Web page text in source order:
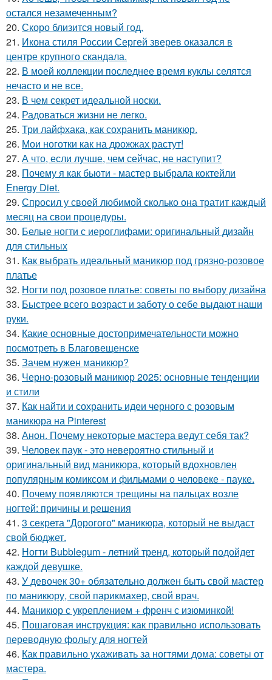
остался незамеченным?
20. Скоро близится новый год.
21. Икона стиля России Сергей зверев оказался в
центре крупного скандала.
22. В моей коллекции последнее время куклы селятся
нечасто и не все.
23. В чем секрет идеальной носки.
24. Радоваться жизни не легко.
25. Три лайфхака, как сохранить маникюр.
26. Мои ноготки как на дрожжах растут!
27. А что, если лучше, чем сейчас, не наступит?
28. Почему я как бьюти - мастер выбрала коктейли
Energy Diet.
29. Спросил у своей любимой сколько она тратит каждый
месяц на свои процедуры.
30. Белые ногти с иероглифами: оригинальный дизайн
для стильных
31. Как выбрать идеальный маникюр под грязно-розовое
платье
32. Ногти под розовое платье: советы по выбору дизайна
33. Быстрее всего возраст и заботу о себе выдают наши
руки.
34. Какие основные достопримечательности можно
посмотреть в Благовещенске
35. Зачем нужен маникюр?
36. Черно-розовый маникюр 2025: основные тенденции
и стили
37. Как найти и сохранить идеи черного с розовым
маникюра на Pinterest
38. Анон. Почему некоторые мастера ведут себя так?
39. Человек паук - это невероятно стильный и
оригинальный вид маникюра, который вдохновлен
популярным комиксом и фильмами о человеке - пауке.
40. Почему появляются трещины на пальцах возле
ногтей: причины и решения
41. 3 секрета "Дорогого" маникюра, который не выдаст
свой бюджет.
42. Ногти Bubblegum - летний тренд, который подойдет
каждой девушке.
43. У девочек 30+ обязательно должен быть свой мастер
по маникюру, свой парикмахер, свой врач.
44. Маникюр с укреплением + френч с изюминкой!
45. Пошаговая инструкция: как правильно использовать
переводную фольгу для ногтей
46. Как правильно ухаживать за ногтями дома: советы от
мастера.